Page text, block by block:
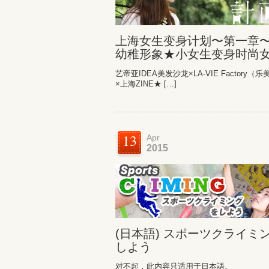
上海女生变身计划〜第一章
幼稚形象★小女生变身时尚
艺帝亚IDEA美发沙龙×LA-VIE Factory（乐
×上海ZINE★ […]
13 Apr
2015
(日本語) スポーツクライミ
しよう
对不起，此内容只适用于日本語。